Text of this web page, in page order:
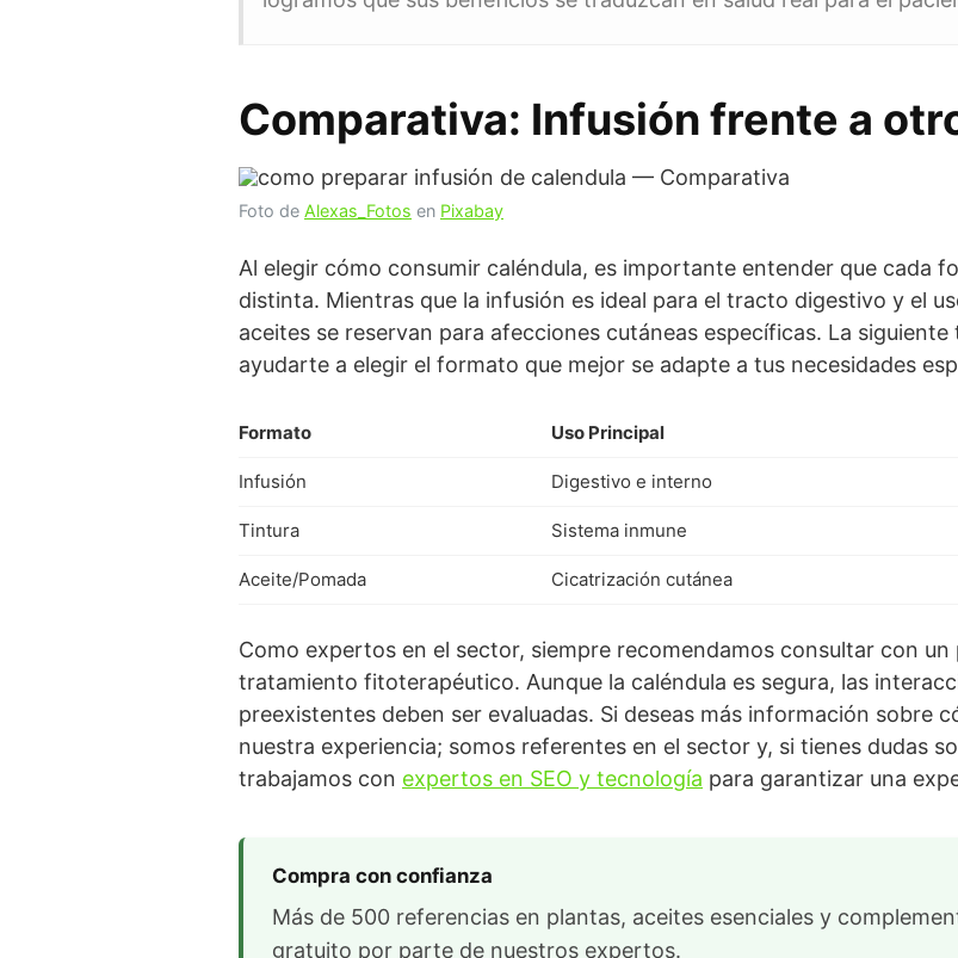
Comparativa: Infusión frente a
Foto de Alexas_Fotos en Pixabay
Al elegir cómo consumir caléndula, es importante entender que cada
distinta. Mientras que la infusión es ideal para el tracto digestivo y el
aceites se reservan para afecciones cutáneas específicas. La
ayudarte a elegir el formato que mejor se adapte a tus necesidades
Formato Uso Principal
Infusión Digestivo e interno
Tintura Sistema inmune
Aceite/Pomada Cicatrización cutánea
Como expertos en el sector, siempre recomendamos consultar con
tratamiento fitoterapéutico. Aunque la caléndula es segura, las
preexistentes deben ser evaluadas. Si deseas más información sobre
nuestra experiencia; somos referentes en el sector y, si tienes dudas
trabajamos con expertos en SEO y tecnología para garantizar una
Compra con confianza
Más de 500 referencias en plantas, aceites esenciales y
gratuito por parte de nuestros expertos.